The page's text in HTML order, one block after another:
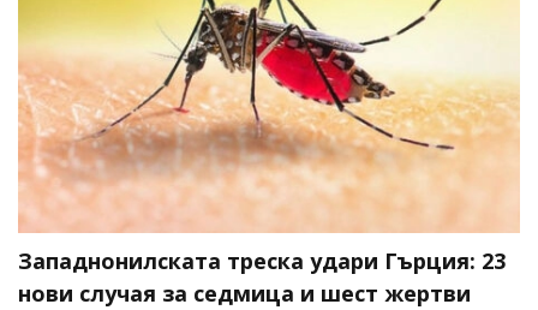
Западнонилската треска удари Гърция: 23
нови случая за седмица и шест жертви